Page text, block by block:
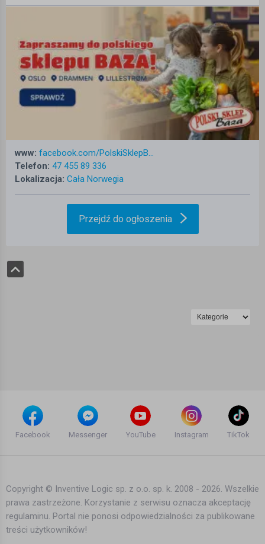
www: facebook.com/PolskiSklepB...
Telefon: 47 455 89 336
Lokalizacja: Cała Norwegia
Przejdź do ogłoszenia
Facebook Messenger YouTube Instagram TikTok
Copyright © Inventive Logic sp. z o.o. sp. k. 2008 - 2026. Wszelkie
prawa zastrzeżone. Korzystanie z serwisu oznacza akceptację
regulaminu. Portal nie ponosi odpowiedzialności za publikowane
treści użytkowników!